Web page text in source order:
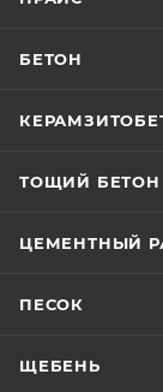
БЕТОН
ТОЩИЙ БЕТОН
ЦЕМЕНТНЫЙ
ПЕСОК
ЩЕБЕНЬ